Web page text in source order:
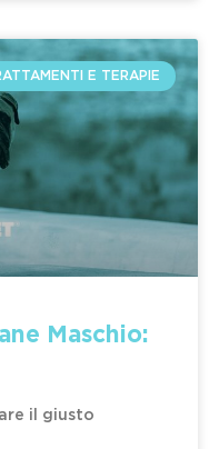
E TERAPIE
Maschio:
il giusto